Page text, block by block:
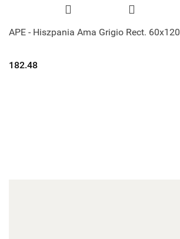
APE - Hiszpania Ama Grigio Rect. 60x120
182.48